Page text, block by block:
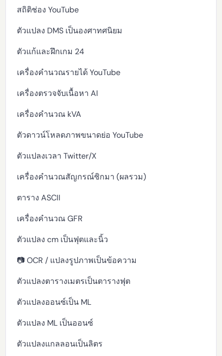
สถิติช่อง YouTube
ตัวแปลง DMS เป็นองศาทศนิยม
ตัวแก้และฝึกเกม 24
เครื่องคำนวณรายได้ YouTube
เครื่องตรวจจับเนื้อหา AI
เครื่องคำนวณ kVA
ตัวดาวน์โหลดภาพขนาดย่อ YouTube
ตัวแปลงเวลา Twitter/X
เครื่องคำนวณสัญกรณ์ซิกมา (ผลรวม)
ตาราง ASCII
เครื่องคำนวณ GFR
ตัวแปลง cm เป็นฟุตและนิ้ว
📷 OCR / แปลงรูปภาพเป็นข้อความ
ตัวแปลงตารางเมตรเป็นตารางฟุต
ตัวแปลงออนซ์เป็น ML
ตัวแปลง ML เป็นออนซ์
ตัวแปลงแกลลอนเป็นลิตร